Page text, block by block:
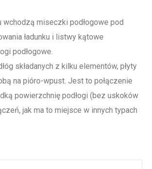
wchodzą miseczki podłogowe pod
ładunku i listwy kątowe
podłogowe.
składanych z kilku elementów, płyty
na pióro-wpust. Jest to połączenie
powierzchnię podłogi (bez uskoków
jak ma to miejsce w innych typach